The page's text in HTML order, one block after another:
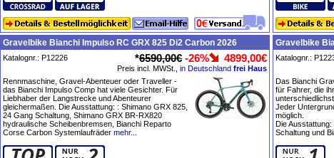
Gravelbike Bianchi Impulso RC GRX 825 Di2 Carbon 2026
Katalognr.: P12226 *6590,00€ -26% 4899,00€
Preis incl. MWSt., in Deutschland frei Haus
Rennmaschine, Gravel-Abenteuer oder Traveller -
das Bianchi Impulso Comp hat viele Gesichter. Für
Liebhaber der Langstrecke und Abenteurer
gleichermaßen. Die Ausstattung: : Shimano GRX 825,
24 Gang Schaltung, Shimano GRX BR-RX820
hydraulische Scheibenbremsen, Bianchi Reparto
Corse Carbon Systemlaufräder mehr...
Gravelbike
Katalognr.:
Das Bianchi
für Fahrer, die
Jeder
möglich.
Die
Schaltung und